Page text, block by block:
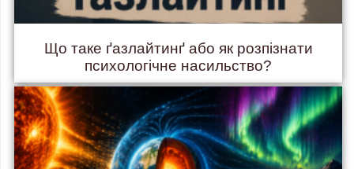
Що таке ґазлайтинґ або як розпізнати
психологічне насильство?